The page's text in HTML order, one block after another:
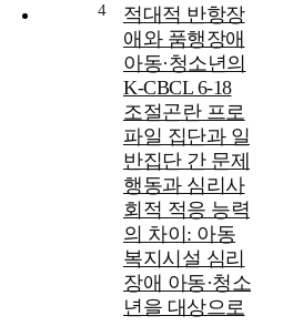
4
적대적 반항장
애와 품행장애
아동·청소년의
K-CBCL 6-18
조절곤란 프로
파일 집단과 일
반집단 간 문제
행동과 심리사
회적 적응 능력
의 차이: 아동
복지시설 심리
장애 아동·청소
년을 대상으로